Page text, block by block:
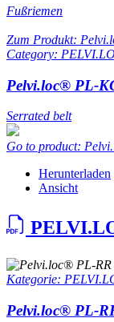
Fußriemen
Zum Produkt:
Category:
Pelvi.loc® PL-
Serrated belt
Go to product:
Herunterladen
Ansicht
Kategorie:
Pelvi.loc® PL-